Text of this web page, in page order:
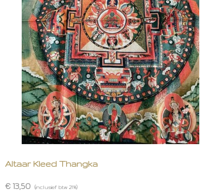
Altaar Kleed Thangka
€ 13,50 (inclusief btw 21%)